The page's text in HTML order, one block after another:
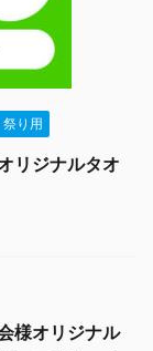
り用
リジナルタオ
様オリジナル